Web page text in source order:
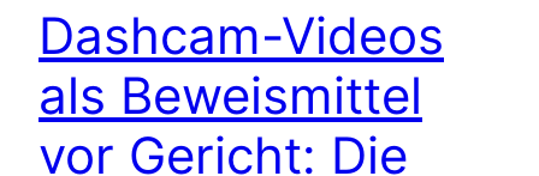
Dashcam-Videos
als Beweismittel
vor Gericht: Die